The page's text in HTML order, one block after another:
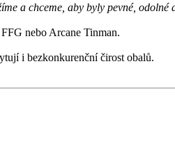
a chceme, aby byly pevné,
nebo Arcane Tinman.
i bezkonkurenční čirost obalů.